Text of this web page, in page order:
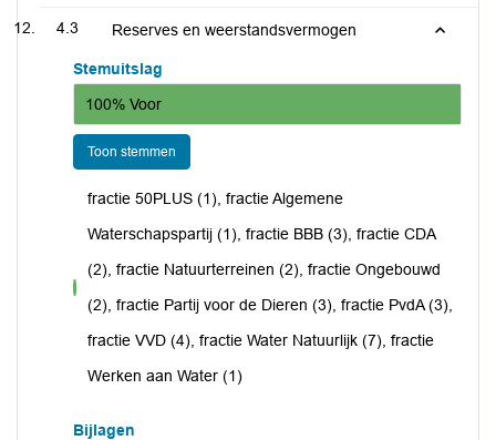
4.3 Reserves en weerstandsvermogen
Stemuitslag
100% Voor
Toon stemmen
voor
fractie 50PLUS (1), fractie Algemene
Waterschapspartij (1), fractie BBB (3), fractie CDA
(2), fractie Natuurterreinen (2), fractie Ongebouwd
(2), fractie Partij voor de Dieren (3), fractie PvdA (3),
fractie VVD (4), fractie Water Natuurlijk (7), fractie
Werken aan Water (1)
Bijlagen